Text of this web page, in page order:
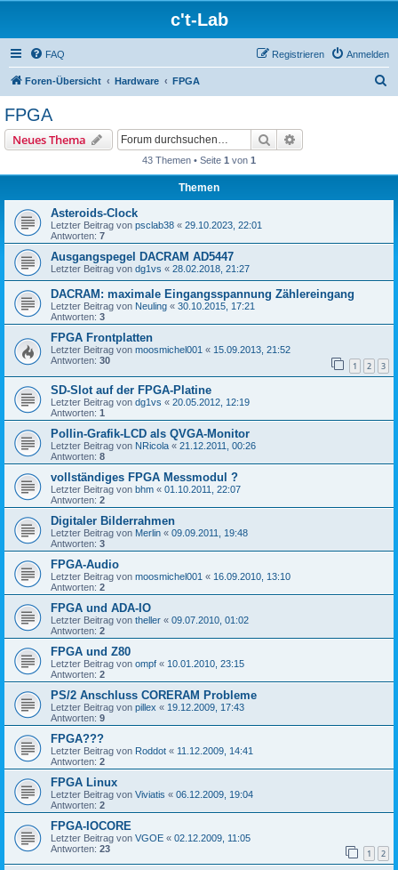
c't-Lab
FAQ Anmelden
Registrieren
Foren-Übersicht Hardware FPGA
FPGA
Neues Thema Suche
43 Themen • Seite 1 von 1
Themen
Asteroids-Clock
Letzter Beitrag von psclab38 « 29.10.2023, 22:01
Antworten: 7
Ausgangspegel DACRAM AD5447
Letzter Beitrag von dg1vs « 28.02.2018, 21:27
DACRAM: maximale Eingangsspannung Zählereingang
Letzter Beitrag von Neuling « 30.10.2015, 17:21
Antworten: 3
FPGA Frontplatten
Letzter Beitrag von moosmichel001 « 15.09.2013, 21:52
Antworten: 30 1 2 3
SD-Slot auf der FPGA-Platine
Letzter Beitrag von dg1vs « 20.05.2012, 12:19
Antworten: 1
Pollin-Grafik-LCD als QVGA-Monitor
Letzter Beitrag von NRicola « 21.12.2011, 00:26
Antworten: 8
vollständiges FPGA Messmodul ?
Letzter Beitrag von bhm « 01.10.2011, 22:07
Antworten: 2
Digitaler Bilderrahmen
Letzter Beitrag von Merlin « 09.09.2011, 19:48
Antworten: 3
FPGA-Audio
Letzter Beitrag von moosmichel001 « 16.09.2010, 13:10
Antworten: 2
FPGA und ADA-IO
Letzter Beitrag von theller « 09.07.2010, 01:02
Antworten: 2
FPGA und Z80
Letzter Beitrag von ompf « 10.01.2010, 23:15
Antworten: 2
PS/2 Anschluss CORERAM Probleme
Letzter Beitrag von pillex « 19.12.2009, 17:43
Antworten: 9
FPGA???
Letzter Beitrag von Roddot « 11.12.2009, 14:41
Antworten: 2
FPGA Linux
Letzter Beitrag von Viviatis « 06.12.2009, 19:04
Antworten: 2
FPGA-IOCORE
Letzter Beitrag von VGOE « 02.12.2009, 11:05
Antworten: 23 1 2